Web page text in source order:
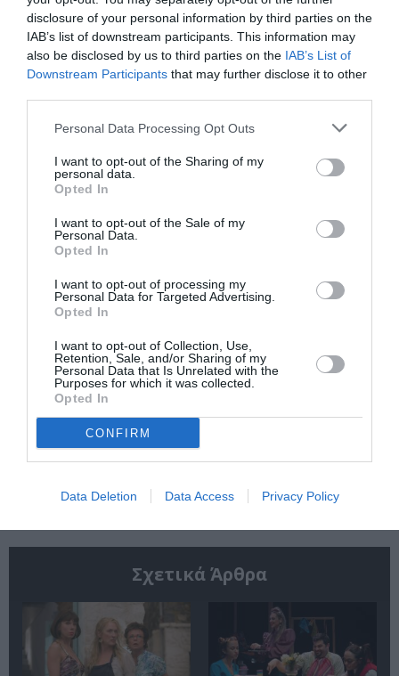
disclosure of your personal information by third parties on the
IAB’s list of downstream participants. This information may
also be disclosed by us to third parties on the IAB’s List of
Downstream Participants that may further disclose it to other
Personal Data Processing Opt Outs
I want to opt-out of the Sharing of my
personal data.
Opted In
I want to opt-out of the Sale of my
Personal Data.
Opted In
I want to opt-out of processing my
Personal Data for Targeted Advertising.
Opted In
I want to opt-out of Collection, Use,
Retention, Sale, and/or Sharing of my
Personal Data that Is Unrelated with the
Purposes for which it was collected.
Opted In
CONFIRM
Data Deletion Data Access Privacy Policy
Νέοι Διαγωνισμοί❯
Tags
ΕΛΛΗΝΕΣ ΣΥΓΓΡΑΦΕΙΣ
ΕΛΛΗΝΙΚΟ ΕΡΓΟ
ΠΑΙΔΙΚΕΣ ΠΑΡΑΣΤΑΣΕΙΣ 2025 – 2026
ΠΑΙΔΙΚΕΣ ΠΑΡΑΣΤΑΣΕΙΣ ΚΑΙ ΕΚΘΕΣΕΙΣ ΓΙΑ ΠΑΙΔΙΑ
ΠΑΙΔΙΚΟ ΒΙΒΛΙΟ
Newsletter
την Τέχνη και τον Πολιτισμό!
Σχετικά Άρθρα